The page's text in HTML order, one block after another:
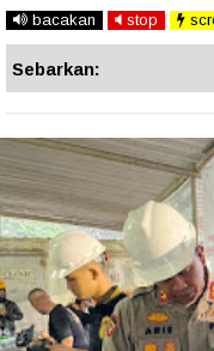
bacakan stop
Sebarkan: